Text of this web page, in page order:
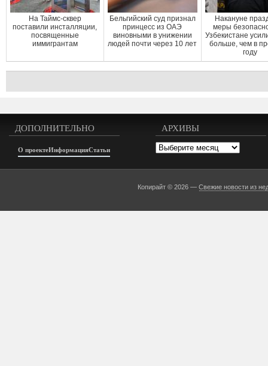
На Таймс-сквер
поставили инсталляции,
посвященные
иммигрантам
Бельгийский суд признал
принцесс из ОАЭ
виновными в унижении
людей почти через 10 лет
Накануне
меры
Узбекистане
больше, чем в
году
ДОПОЛНИТЕЛЬНО
О проектеИнформацияСтатьи
АРХИВЫ
Архивы
Копирайт © 2026 —Свежие новости из